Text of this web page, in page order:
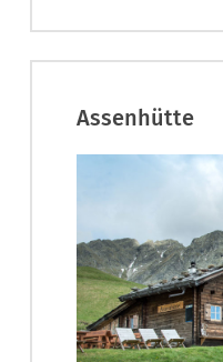
Assenhütte